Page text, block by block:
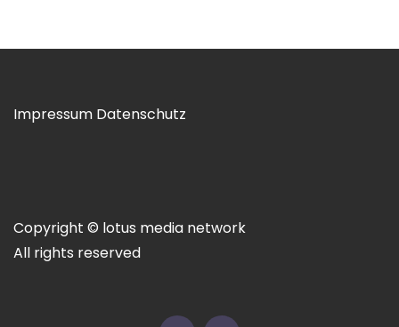
Impressum Datenschutz
Copyright © lotus media network
All rights reserved